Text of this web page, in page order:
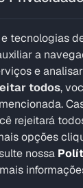
CRP-8
de
CRP-9
de Psicologia
CRP-10
de Psicologia
CRP-11
tecnologias
a
e
todos,
rejeitará
opções
nossa